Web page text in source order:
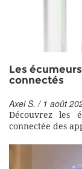
Les
connectés
Axel S. / 1 août
Découvrez les
connectée des